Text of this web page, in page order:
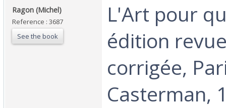
‎Ragon (Michel)‎
Reference : 3687
See the book
‎L'Art pour
édition
corrigée,
Casterman,